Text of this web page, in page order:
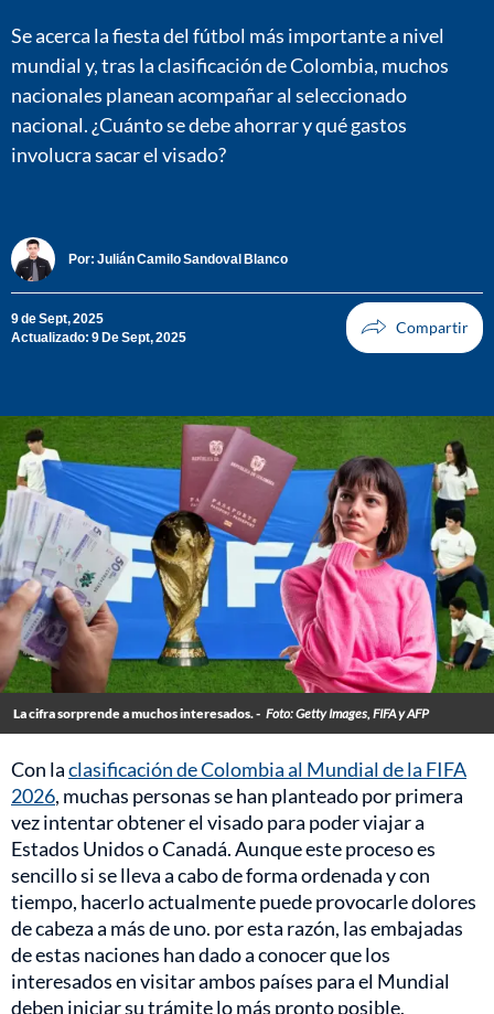
Se acerca la fiesta del fútbol más importante a nivel
mundial y, tras la clasificación de Colombia, muchos
nacionales planean acompañar al seleccionado
nacional. ¿Cuánto se debe ahorrar y qué gastos
involucra sacar el visado?
Por: Julián Camilo Sandoval Blanco
9 de Sept, 2025
Actualizado: 9 De Sept, 2025
La cifra sorprende a muchos interesados. - Foto: Getty Images, FIFA y AFP
Con laclasificación de Colombia al Mundial de la FIFA
2026, muchas personas se han planteado por primera
vez intentar obtener el visado para poder viajar a
Estados Unidos o Canadá. Aunque este proceso es
sencillo si se lleva a cabo de forma ordenada y con
tiempo, hacerlo actualmente puede provocarle dolores
de cabeza a más de uno. por esta razón, las embajadas
de estas naciones han dado a conocer que los
interesados en visitar ambos países para el Mundial
deben iniciar su trámite lo más pronto posible.